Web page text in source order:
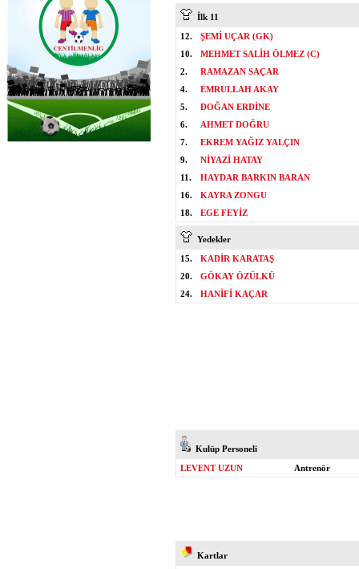
İlk 11
12.
ŞEMİ UÇAR (GK)
10.
MEHMET SALİH ÖLMEZ (C)
2.
RAMAZAN SAÇAR
4.
EMRULLAH AKAY
5.
DOĞAN ERDİNE
6.
AHMET DOĞRU
7.
EKREM YAĞIZ YALÇIN
9.
NİYAZİ HATAY
11.
HAYDAR BARKIN BARAN
16.
KAYRA ZONGU
18.
EGE FEYİZ
Yedekler
15.
KADİR KARATAŞ
20.
GÖKAY ÖZÜLKÜ
24.
HANİFİ KAÇAR
Kulüp Personeli
LEVENT UZUN
Antrenör
Kartlar